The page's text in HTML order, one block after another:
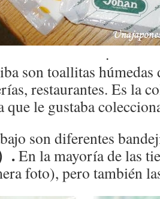
.
son toallitas húmedas
restaurantes. Es la
que le gustaba
son diferentes
.En la mayoría de las
foto), pero también